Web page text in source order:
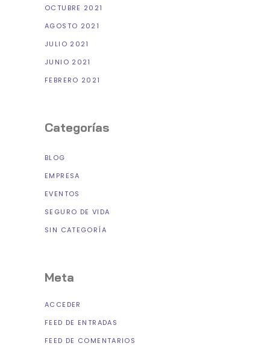
OCTUBRE 2021
AGOSTO 2021
JULIO 2021
JUNIO 2021
FEBRERO 2021
Categorías
BLOG
EMPRESA
EVENTOS
SEGURO DE VIDA
SIN CATEGORÍA
Meta
ACCEDER
FEED DE ENTRADAS
FEED DE COMENTARIOS